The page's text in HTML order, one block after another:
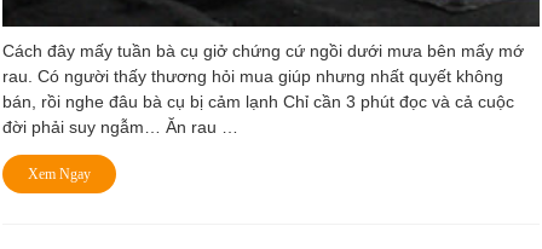
Cách đây mấy tuần bà cụ giở chứng cứ ngồi dưới mưa bên mấy mớ
rau. Có người thấy thương hỏi mua giúp nhưng nhất quyết không
bán, rồi nghe đâu bà cụ bị cảm lạnh Chỉ cần 3 phút đọc và cả cuộc
đời phải suy ngẫm… Ăn rau …
Xem Ngay